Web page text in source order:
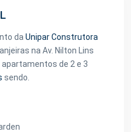
da Unipar Construtora
na Av. Nilton Lins
de 2 e 3
sendo.